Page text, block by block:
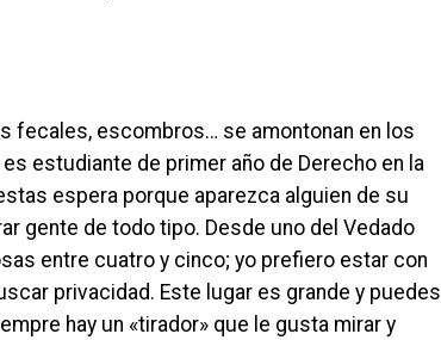
fecales, escombros… se amontonan en los
estudiante de primer año de Derecho en la
espera porque aparezca alguien de su
gente de todo tipo. Desde uno del Vedado
entre cuatro y cinco; yo prefiero estar con
privacidad. Este lugar es grande y puedes
hay un «tirador» que le gusta mirar y